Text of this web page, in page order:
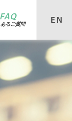
FAQ
あるご質問